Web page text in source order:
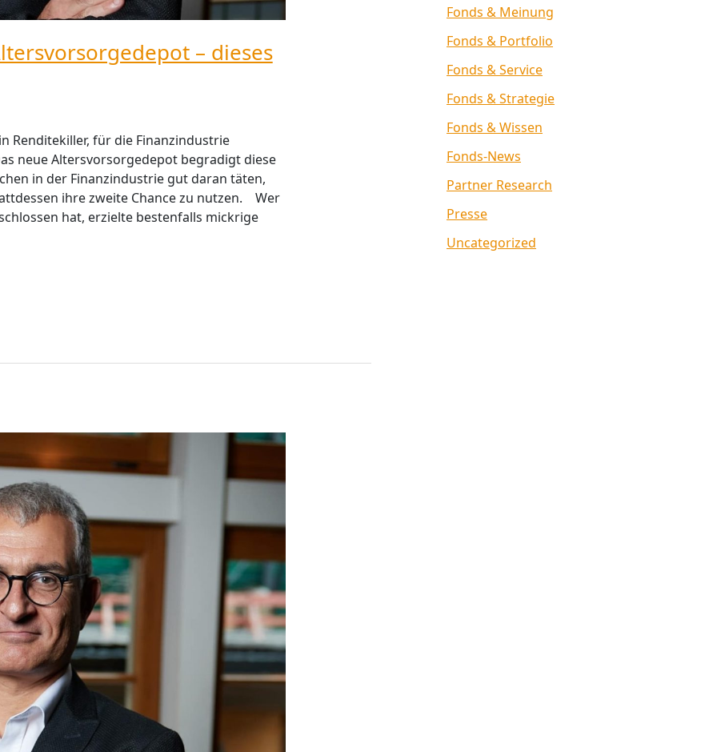
– dieses
Renditekiller, für die Finanzindustrie
neue Altersvorsorgedepot begradigt diese
in der Finanzindustrie gut daran täten,
ihre zweite Chance zu nutzen. Wer
hat, erzielte bestenfalls mickrige
Fonds & Meinung
Fonds & Portfolio
Fonds & Service
Fonds & Strategie
Fonds & Wissen
Fonds-News
Partner Research
Presse
Uncategorized